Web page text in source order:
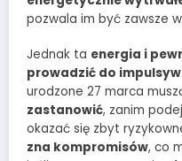
pozwala im być zawsze
Jednak ta energia i
prowadzić do
urodzone 27 marca
zastanowić, zanim
okazać się zbyt
zna kompromisów, co